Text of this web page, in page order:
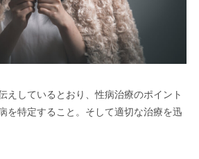
えしているとおり、性病治療のポイント
を特定すること。そして適切な治療を迅